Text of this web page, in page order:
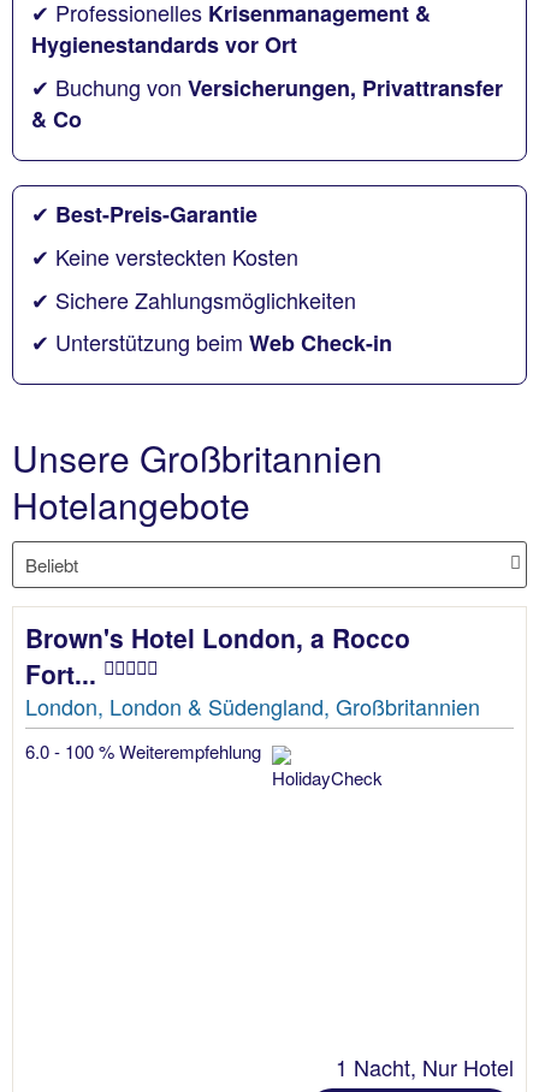
✔ Professionelles Krisenmanagement &
Hygienestandards vor Ort
✔ Buchung von Versicherungen, Privattransfer
& Co
✔ Best-Preis-Garantie
✔ Keine versteckten Kosten
✔ Sichere Zahlungsmöglichkeiten
✔ Unterstützung beim Web Check-in
Unsere Großbritannien
Hotelangebote
Brown's Hotel London, a Rocco
Fort...
London, London & Südengland, Großbritannien
6.0 - 100 % Weiterempfehlung
1 Nacht, Nur Hotel